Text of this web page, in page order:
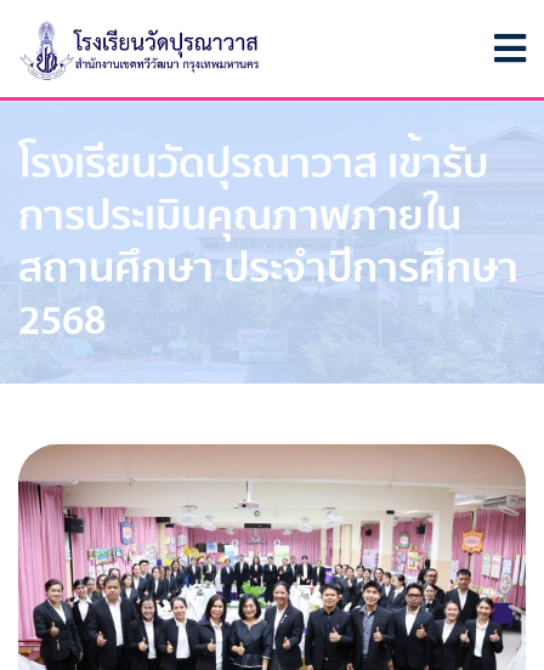
โรงเรียนวัดปุรณาวาส เข้ารับ
การประเมินคุณภาพภายใน
สถานศึกษา ประจำปีการศึกษา
2568